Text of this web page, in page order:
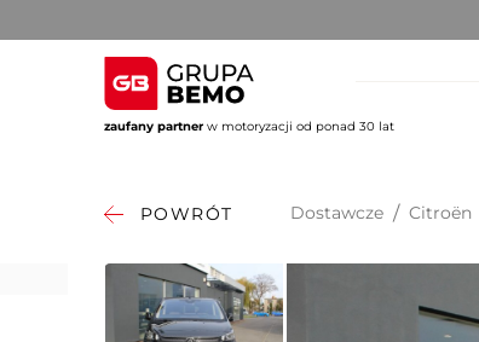
zaufany partner w motoryzacji od ponad 30 lat
AUTO BRUNO
Volvo
POWRÓT Dostawcze / Citroën